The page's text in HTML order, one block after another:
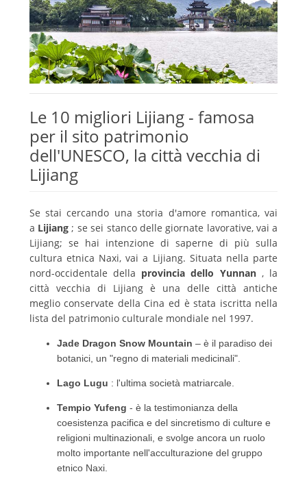
Le 10 migliori Lijiang - famosa
per il sito patrimonio
dell'UNESCO, la città vecchia di
Lijiang
Se stai cercando una storia d'amore romantica, vai
a Lijiang; se sei stanco delle giornate lavorative, vai a
Lijiang; se hai intenzione di saperne di più sulla
cultura etnica Naxi, vai a Lijiang. Situata nella parte
nord-occidentale della provincia dello Yunnan, la
città vecchia di Lijiang è una delle città antiche
meglio conservate della Cina ed è stata iscritta nella
lista del patrimonio culturale mondiale nel 1997.
Jade Dragon Snow Mountain – è il paradiso dei
botanici, un "regno di materiali medicinali".
Lago Lugu : l'ultima società matriarcale.
Tempio Yufeng - è la testimonianza della
coesistenza pacifica e del sincretismo di culture e
religioni multinazionali, e svolge ancora un ruolo
molto importante nell'acculturazione del gruppo
etnico Naxi.